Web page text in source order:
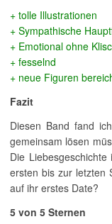
+ tolle Illustrationen
+ Sympathische
+ Emotional ohne
+ fesselnd
+ neue Figuren
Fazit
Diesen Band fand
gemeinsam lösen
Die
ersten bis zur letzten
auf ihr erstes Date?
5 von 5 Sternen